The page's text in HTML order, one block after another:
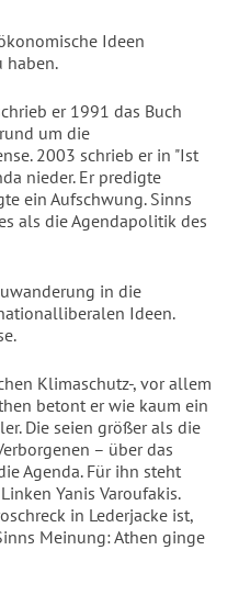
Ideen
haben.
er 1991 das Buch
um die
2003 schrieb er in "Ist
nieder. Er predigte
ein Aufschwung. Sinns
als die Agendapolitik des
in die
Ideen.
Klimaschutz-, vor allem
betont er wie kaum ein
Die seien größer als die
– über das
Agenda. Für ihn steht
Yanis Varoufakis.
in Lederjacke ist,
Meinung: Athen ginge